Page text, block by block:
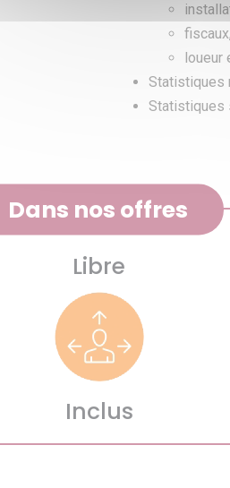
fiscaux,
loueur
Statistiques
Statistiques
Dans nos offres
Libre
Inclus